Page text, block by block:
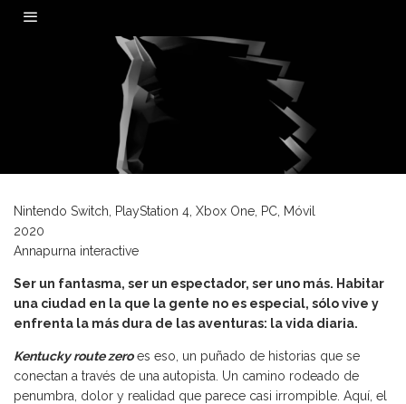
Nintendo Switch, PlayStation 4, Xbox One, PC, Móvil
2020
Annapurna interactive
Ser un fantasma, ser un espectador, ser uno más. Habitar
una ciudad en la que la gente no es especial, sólo vive y
enfrenta la más dura de las aventuras: la vida diaria.
Kentucky route zeroes eso, un puñado de historias que se
conectan a través de una autopista. Un camino rodeado de
penumbra, dolor y realidad que parece casi irrompible. Aquí, el